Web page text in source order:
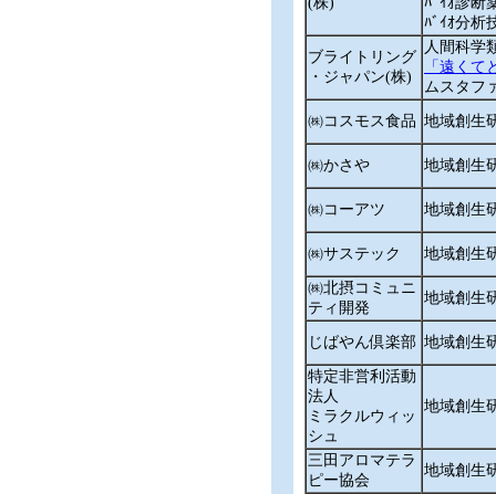
ﾊﾞｲｵ分析
ブライトリング
・ジャパン(株)
人間科学
「遠くて
ムスタフ
㈱コスモス食品 地域創生
㈱かさや 地域創生
㈱コーアツ 地域創生
㈱サステック 地域創生
㈱北摂コミュニ
ティ開発
地域創生
じばやん倶楽部 地域創生
特定非営利活動
法人
ミラクルウィッ
シュ
地域創生
三田アロマテラ
ピー協会
地域創生